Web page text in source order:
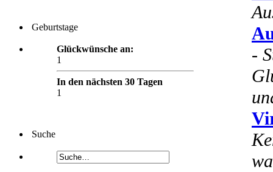
Geburtstage
Glückwünsche an:
1
In den nächsten 30 Tagen
1
Suche
-